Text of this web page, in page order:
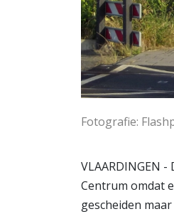
Fotografie:
VLAARDINGEN
Centrum omdat
gescheiden